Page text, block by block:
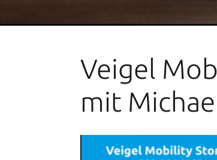
Veigel
mit